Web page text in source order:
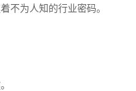
不为人知的行业密码。